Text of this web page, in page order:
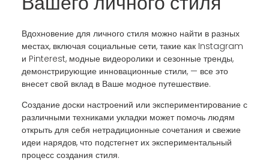
Вдохновение для личного стиля можно найти в разных
местах, включая социальные сети, такие как Instagram
и Pinterest, модные видеоролики и сезонные тренды,
демонстрирующие инновационные стили, — все это
внесет свой вклад в Ваше модное путешествие.
Создание доски настроений или экспериментирование с
различными техниками укладки может помочь людям
открыть для себя нетрадиционные сочетания и свежие
идеи нарядов, что подстегнет их экспериментальный
процесс создания стиля.